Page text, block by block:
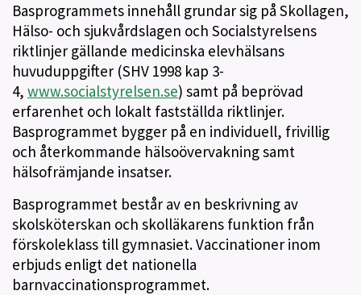
Basprogrammets innehåll grundar sig på Skollagen,
Hälso- och sjukvårdslagen och Socialstyrelsens
riktlinjer gällande medicinska elevhälsans
huvuduppgifter (SHV 1998 kap 3-
4, www.socialstyrelsen.se) samt på beprövad
erfarenhet och lokalt fastställda riktlinjer.
Basprogrammet bygger på en individuell, frivillig
och återkommande hälsoövervakning samt
hälsofrämjande insatser.
Basprogrammet består av en beskrivning av
skolsköterskan och skolläkarens funktion från
förskoleklass till gymnasiet. Vaccinationer inom
erbjuds enligt det nationella
barnvaccinationsprogrammet.